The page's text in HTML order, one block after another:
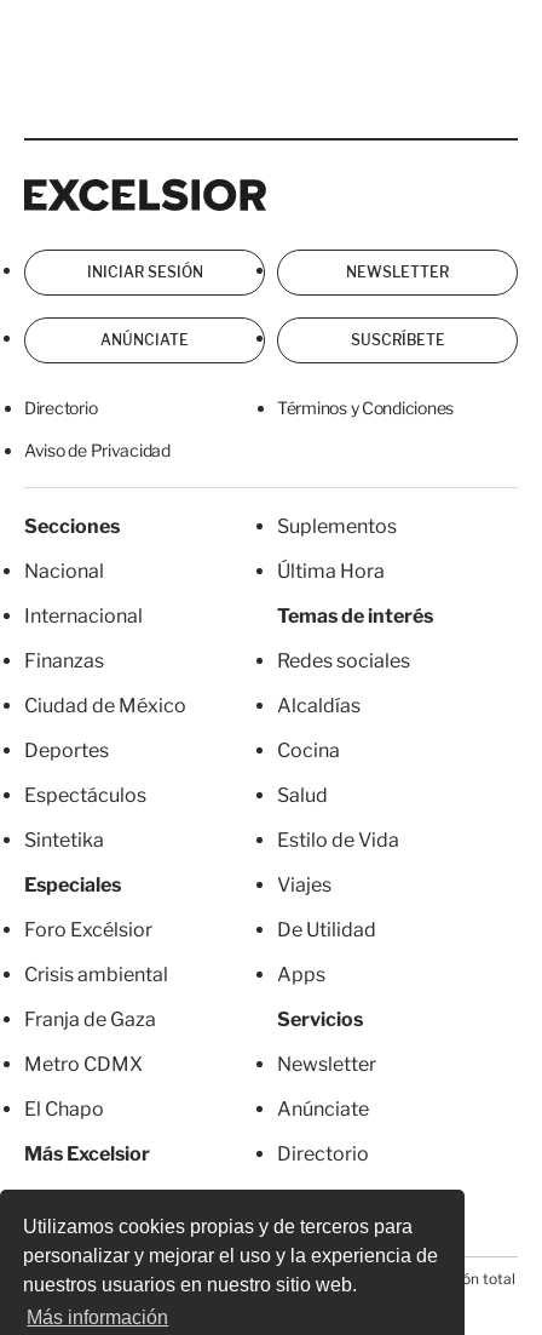
Utilizamos cookies propias y de terceros para
personalizar y mejorar el uso y la experiencia de
nuestros usuarios en nuestro sitio web.
Más información
INICIAR SESIÓN NEWSLETTER
ANÚNCIATE SUSCRÍBETE
Directorio Términos y Condiciones
Aviso de Privacidad
Secciones
Nacional
Internacional
Finanzas
Ciudad de México
Deportes
Espectáculos
Sintetika
Especiales
Foro Excélsior
Crisis ambiental
Franja de Gaza
Metro CDMX
El Chapo
Más Excelsior
Suplementos
Última Hora
Temas de interés
Redes sociales
Alcaldías
Cocina
Salud
Estilo de Vida
Viajes
De Utilidad
Apps
Servicios
Newsletter
Anúnciate
Directorio
© 2026 Todos los derechos reservados. Prohibida la reproducción total
o parcial, incluyendo cualquier medio electrónico*